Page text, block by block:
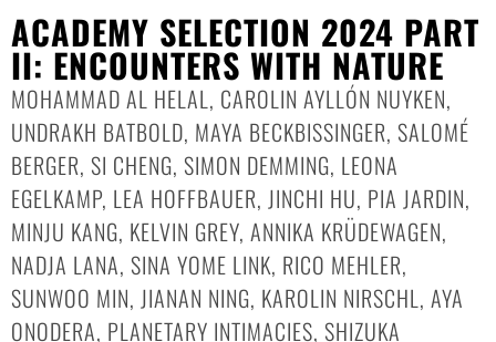
ACADEMY SELECTION 2024 PART
II: ENCOUNTERS WITH NATURE
MOHAMMAD AL HELAL, CAROLIN AYLLÓN NUYKEN,
UNDRAKH BATBOLD, MAYA BECKBISSINGER, SALOMÉ
BERGER, SI CHENG, SIMON DEMMING, LEONA
EGELKAMP, LEA HOFFBAUER, JINCHI HU, PIA JARDIN,
MINJU KANG, KELVIN GREY, ANNIKA KRÜDEWAGEN,
NADJA LANA, SINA YOME LINK, RICO MEHLER,
SUNWOO MIN, JIANAN NING, KAROLIN NIRSCHL, AYA
ONODERA, PLANETARY INTIMACIES, SHIZUKA